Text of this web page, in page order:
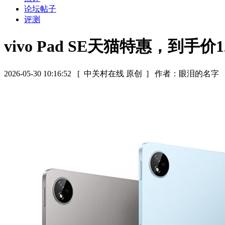
论坛帖子
评测
vivo Pad SE天猫特惠，到手价
2026-05-30 10:16:52 [ 中关村在线 原创 ] 作者：眼泪的名字